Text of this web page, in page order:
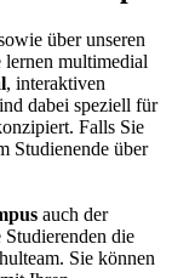
über unseren
multimedial
, interaktiven
dabei speziell für
Falls Sie
Studienende über
auch der
die
Sie können